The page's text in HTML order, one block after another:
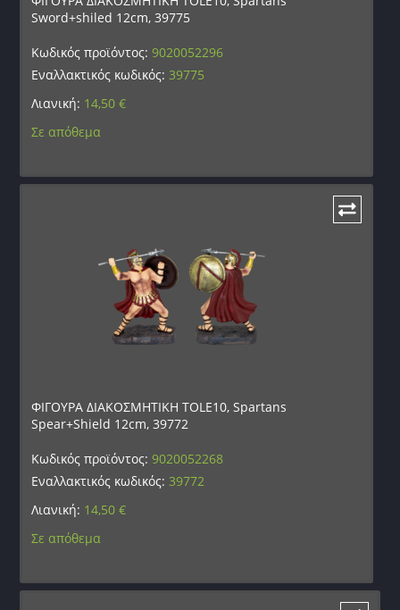
Sword+shiled 12cm, 39775
Κωδικός προϊόντος:9020052296
Εναλλακτικός κωδικός: 39775
Λιανική: 14,50€
Σε απόθεμα
ΦΙΓΟΥΡΑ ΔΙΑΚΟΣΜΗΤΙΚΗ TOLE10, Spartans
Spear+Shield 12cm, 39772
Κωδικός προϊόντος:9020052268
Εναλλακτικός κωδικός: 39772
Λιανική: 14,50€
Σε απόθεμα